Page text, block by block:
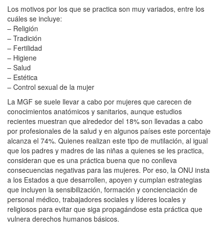
Los motivos por los que se practica son muy variados, entre los
cuáles se incluye:
– Religión
– Tradición
– Fertilidad
– Higiene
– Salud
– Estética
– Control sexual de la mujer
La MGF se suele llevar a cabo por mujeres que carecen de
conocimientos anatómicos y sanitarios, aunque estudios
recientes muestran que alrededor del 18% son llevadas a cabo
por profesionales de la salud y en algunos países este porcentaje
alcanza el 74%. Quienes realizan este tipo de mutilación, al igual
que los padres y madres de las niñas a quienes se les practica,
consideran que es una práctica buena que no conlleva
consecuencias negativas para las mujeres. Por eso, la ONU insta
a los Estados a que desarrollen, apoyen y cumplan estrategias
que incluyen la sensibilización, formación y concienciación de
personal médico, trabajadores sociales y líderes locales y
religiosos para evitar que siga propagándose esta práctica que
vulnera derechos humanos básicos.